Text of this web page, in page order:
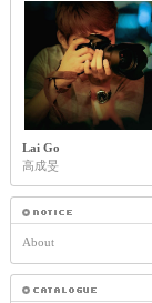
Lai Go
高成旻
About